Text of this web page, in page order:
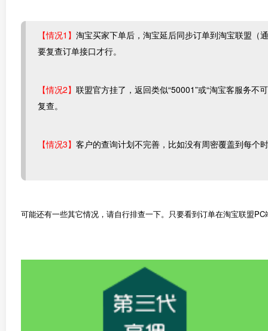
【情况1】 淘宝买家下单后，淘宝延后同步订单到淘宝联盟（
要复查订单接口才行。
【情况2】 联盟官方挂了，返回类似“50001”或“淘宝客服务
复查。
【情况3】 客户的查询计划不完善，比如没有周密覆盖到每个
可能还有一些其它情况，请自行排查一下。只要看到订单在淘宝联盟